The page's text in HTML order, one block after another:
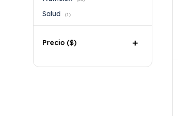
Salud (1)
Precio ($)